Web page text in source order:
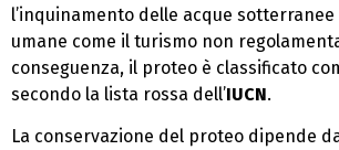
l’inquinamento delle acque
umane come il turismo non
conseguenza, il proteo è classificato
secondo la lista rossa dell’IUCN.
La conservazione del proteo dipende